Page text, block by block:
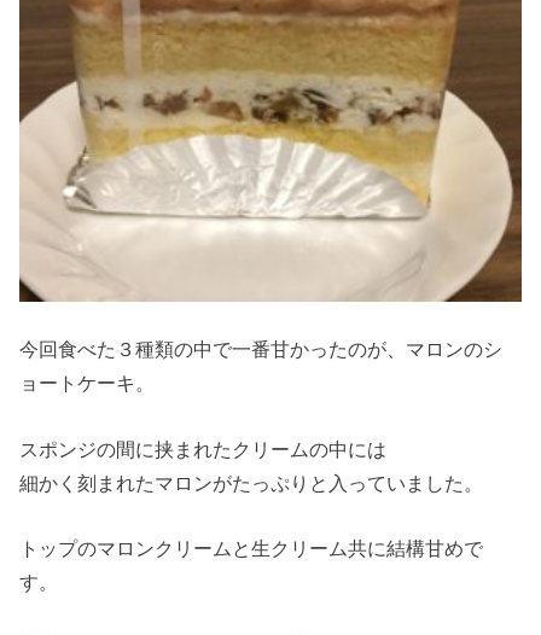
今回食べた３種類の中で一番甘かったのが、マロンのシ
ョートケーキ。
スポンジの間に挟まれたクリームの中には
細かく刻まれたマロンがたっぷりと入っていました。
トップのマロンクリームと生クリーム共に結構甘めで
す。